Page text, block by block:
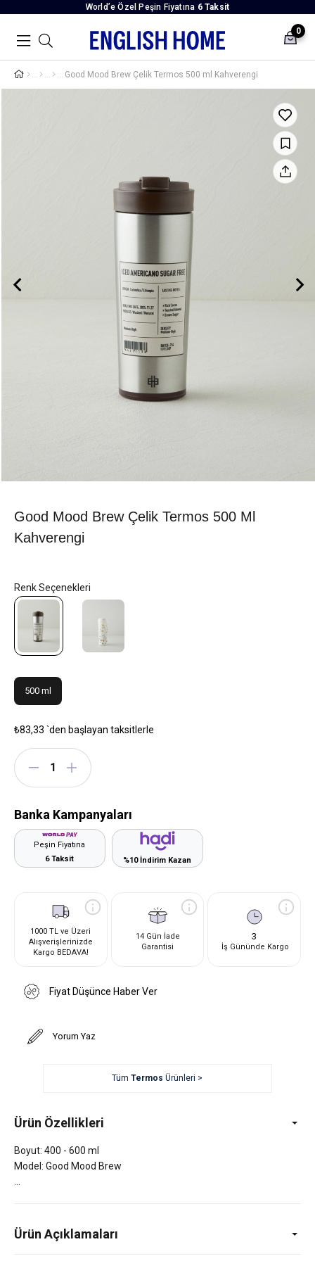
World’e Özel Peşin Fiyatına 6 Taksit
0
Good Mood Brew Çelik Termos 500 ml Kahverengi
Good Mood Brew Çelik Termos 500 Ml
Kahverengi
500 ml
₺83,33 `den başlayan taksitlerle
Banka Kampanyaları
Peşin Fiyatına
6 Taksit
%10 İndirim Kazan
1000 TL ve Üzeri
Alışverişlerinizde
Kargo BEDAVA!
14 Gün İade
Garantisi
3
İş Gününde Kargo
Fiyat Düşünce Haber Ver
Yorum Yaz
TümTermos Ürünleri >
Ürün Özellikleri
Boyut: 400 - 600 ml
Model: Good Mood Brew
Ürün Açıklamaları